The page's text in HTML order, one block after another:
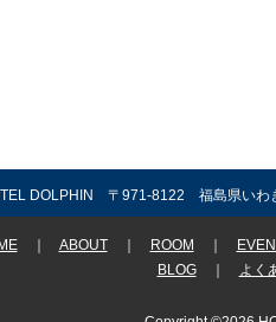
DOLPHIN 〒971-8122 福島県いわ
｜ ABOUT｜ ROOM
BLOG｜ よく